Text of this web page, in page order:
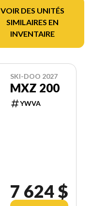
VOIR DES UNITÉS
SIMILAIRES EN
INVENTAIRE
SKI-DOO 2027
MXZ 200
YWVA
7 624 $